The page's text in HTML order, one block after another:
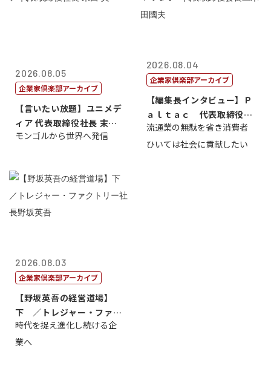
2026.08.05
企業家倶楽部アーカイブ
【言いたい放題】ユニメデ
ィア 代表取締役社長 末田
真
モンゴルから世界へ発信
2026.08.04
企業家倶楽部アーカイブ
【編集長インタビュー】Ｐ
ａｌｔａｃ 代表取締役会
長三木田國夫
流通業の無駄を省き消費者
ひいては社会に貢献したい
2026.08.03
企業家倶楽部アーカイブ
【野坂英吾の経営道場】
下 ／トレジャー・ファク
トリー社長野坂...
時代を捉え進化し続ける企
業へ